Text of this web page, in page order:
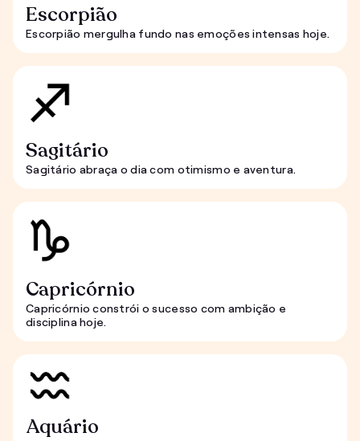
Escorpião
Escorpião mergulha fundo nas emoções intensas hoje.
Sagitário
Sagitário abraça o dia com otimismo e aventura.
Capricórnio
Capricórnio constrói o sucesso com ambição e
disciplina hoje.
Aquário